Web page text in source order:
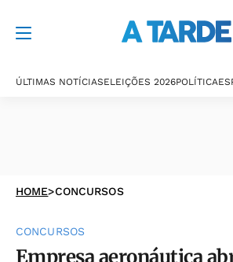
ÚLTIMAS NOTÍCIASELEIÇÕES 2026POLÍTICA
HOME>CONCURSOS
CONCURSOS
Empresa aeronáutica